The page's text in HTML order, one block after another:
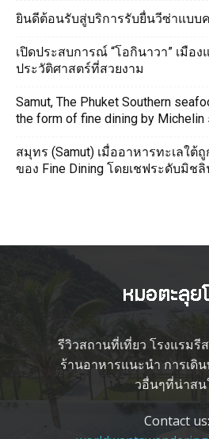
ยินดีต้อนรับสู่บริการรับยื่นวีซ่าแบบ
เปิดประสบการณ์ “โอกินาวา” เมือ
ประวัติศาสตร์ที่สวยงาม
Samut, The Phuket Southern
the form of fine dining by Michelin
สมุทร (Samut) เมื่ออาหารทะเลใต้
ของ Fine Dining โดยเชฟระดับมิช
รีวิวสถานที่เที่ยว โรงแรม
ร้านอาหารแนะนำ การเดิน
วอื่นๆที่น่าสน
Contact us: